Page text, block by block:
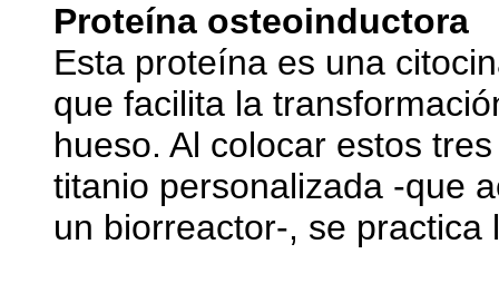
Proteína osteoinductora
Esta proteína es una
que facilita la
hueso. Al colocar estos
titanio personalizada -que
un biorreactor-, se practica